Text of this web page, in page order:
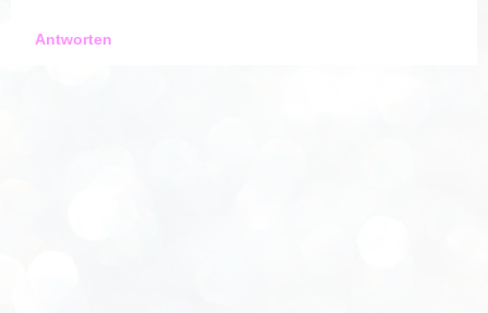
Antworten